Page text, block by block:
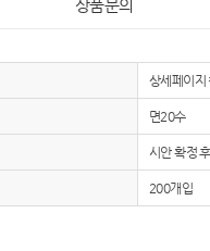
상품문의
상세페이지
면20수
시안 확정
200개입